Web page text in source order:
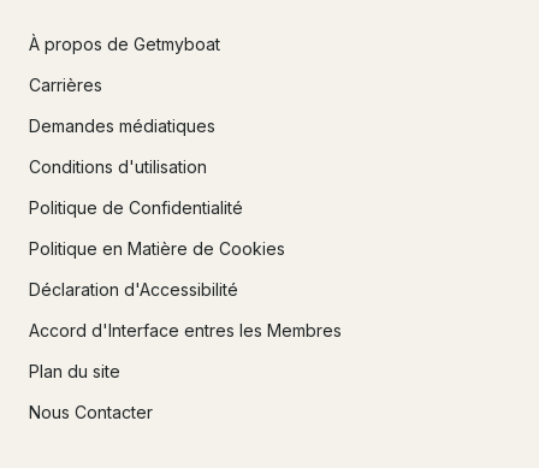
À propos de Getmyboat
Carrières
Demandes médiatiques
Conditions d'utilisation
Politique de Confidentialité
Politique en Matière de Cookies
Déclaration d'Accessibilité
Accord d'Interface entres les Membres
Plan du site
Nous Contacter